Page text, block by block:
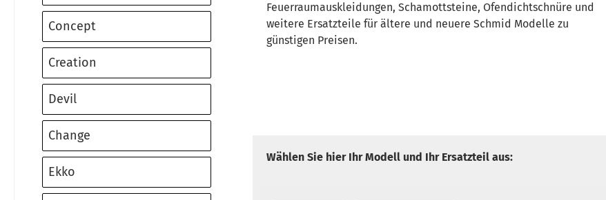
Concept
Creation
Devil
Change
Ekko
Feuerraumauskleidungen, Schamottsteine, Ofendichtschnüre und
weitere Ersatzteile für ältere und neuere Schmid Modelle zu
günstigen Preisen.
Wählen Sie hier Ihr Modell und Ihr Ersatzteil aus: